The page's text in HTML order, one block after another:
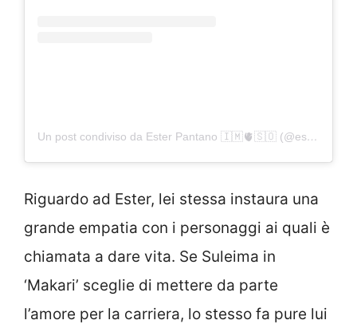
Un post condiviso da Ester Pantano 🇮🇲🫀🇸🇴 (@ester_pantano)
Riguardo ad Ester, lei stessa instaura una
grande empatia con i personaggi ai quali è
chiamata a dare vita. Se Suleima in
‘Makari’ sceglie di mettere da parte
l’amore per la carriera, lo stesso fa pure lui